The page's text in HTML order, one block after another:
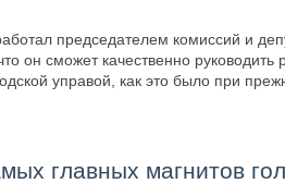
председателем комиссий и
он сможет качественно руководить
управой, как это было при
главных магнитов